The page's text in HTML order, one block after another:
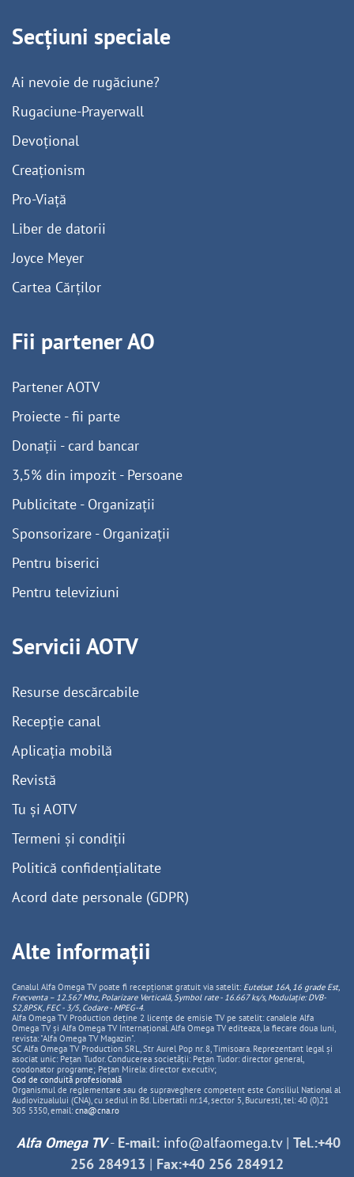
Secțiuni speciale
Ai nevoie de rugăciune?
Rugaciune-Prayerwall
Devoțional
Creaționism
Pro-Viață
Liber de datorii
Joyce Meyer
Cartea Cărților
Fii partener AO
Partener AOTV
Proiecte - fii parte
Donații - card bancar
3,5% din impozit - Persoane
Publicitate - Organizații
Sponsorizare - Organizații
Pentru biserici
Pentru televiziuni
Servicii AOTV
Resurse descărcabile
Recepție canal
Aplicația mobilă
Revistă
Tu și AOTV
Termeni și condiții
Politică confidențialitate
Acord date personale (GDPR)
Alte informații
Canalul Alfa Omega TV poate fi recepționat gratuit via satelit: Eutelsat 16A, 16 grade Est,
Frecventa – 12.567 Mhz, PolarizareVerticală, Symbol rate - 16.667 ks/s, Modulație: DVB-
S2,8PSK, FEC - 3/5, Codare - MPEG-4.
Alfa Omega TV Production deține 2 licențe de emisie TV pe satelit: canalele Alfa
Omega TV și Alfa Omega TV Internațional. Alfa Omega TV editeaza, la fiecare doua luni,
revista: "Alfa Omega TV Magazin".
SC Alfa Omega TV Production SRL, Str Aurel Pop nr. 8, Timisoara. Reprezentant legal și
asociat unic: Pețan Tudor. Conducerea societății: Pețan Tudor: director general,
coodonator programe; Pețan Mirela: director executiv;
Cod de conduită profesională
Organismul de reglementare sau de supraveghere competent este Consiliul National al
Audiovizualului (CNA), cu sediul in Bd. Libertatii nr.14, sector 5, Bucuresti, tel: 40 (0)21
305 5350, email: cna@cna.ro
Alfa Omega TV- E-mail: info@alfaomega.tv| Tel.:+40
256 284913 | Fax:+40 256 284912